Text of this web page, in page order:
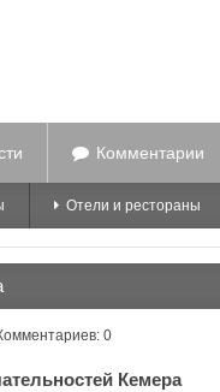
Комментарии
Отели и рестораны
0
Кемера